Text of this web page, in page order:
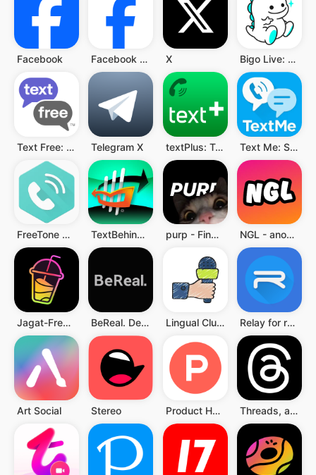
Facebook Facebook Lite X Bigo Live: Live-Stream, Chat
Text Free: Call & Texting App Telegram X textPlus: Text Message + Call Text Me: Second Phone Number
FreeTone Calls & Texting TextBehind Inmate Texting App purp - Finde neue Freunde NGL - anonyme q&a
Jagat-Freunde an Ihrer Seite BeReal. Deine Freunde in echt. Lingual Club: Find friends Relay for reddit
Art Social Stereo Product Hunt Threads, an Instagram app